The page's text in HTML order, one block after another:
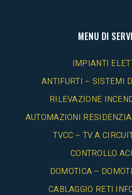
MENU DI
IMPIANTI
ANTIFURTI – SISTEMI
RILEVAZIONE
AUTOMAZIONI
TVCC – TV A
CONTROLLO
DOMOTICA –
CABLAGGIO RETI